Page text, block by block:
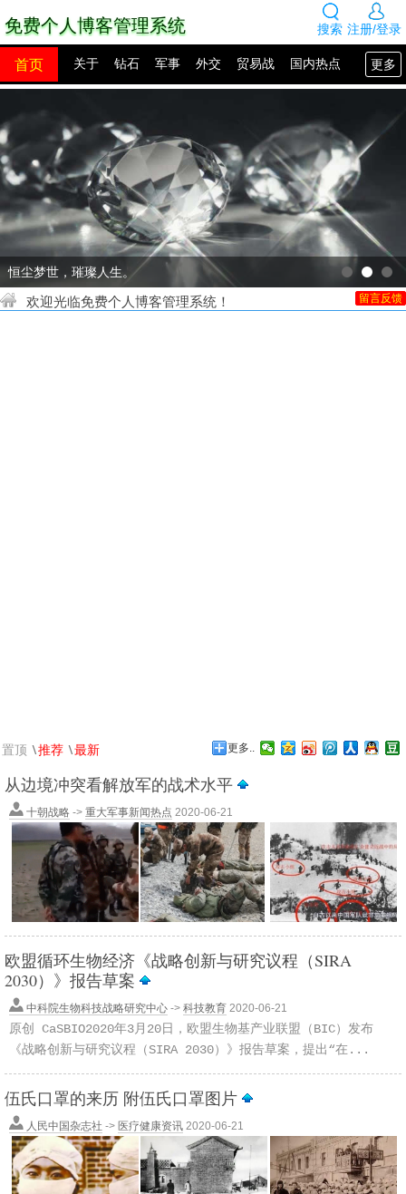
注册/登录
搜索
免费个人博客管理系统
更多
首页 关于 钻石 军事 外交 贸易战 国内热点
网站模板 源码下载 创业赚钱 图片展示 留言板
十多万GIA认证钻石任您挑选
留言反馈
欢迎光临免费个人博客管理系统！
更多..
置顶 \推荐 \最新
从边境冲突看解放军的战术水平
十朝战略 -> 重大军事新闻热点 2020-06-21
欧盟循环生物经济《战略创新与研究议程（SIRA
2030）》报告草案
中科院生物科技战略研究中心 -> 科技教育 2020-06-21
原创 CaSBIO2020年3月20日，欧盟生物基产业联盟（BIC）发布
《战略创新与研究议程（SIRA 2030）》报告草案，提出“在...
伍氏口罩的来历 附伍氏口罩图片
人民中国杂志社 -> 医疗健康资讯 2020-06-21